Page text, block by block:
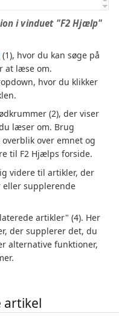
i vinduet "F2 Hjælp"
(1), hvor du kan søge på
at læse om.
hvor du klikker
(2), der viser
læser om. Brug
over emnet og
til F2 Hjælps forside.
videre til artikler, der
supplerende
artikler" (4). Her
der supplerer det, du
alternative funktioner,
artikel